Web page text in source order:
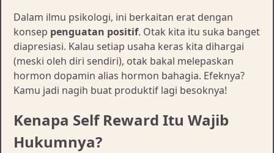
Dalam ilmu psikologi, ini berkaitan erat dengan
konsep penguatan positif. Otak kita itu suka banget
diapresiasi. Kalau setiap usaha keras kita dihargai
(meski oleh diri sendiri), otak bakal melepaskan
hormon dopamin alias hormon bahagia. Efeknya?
Kamu jadi nagih buat produktif lagi besoknya!
Kenapa Self Reward Itu Wajib
Hukumnya?